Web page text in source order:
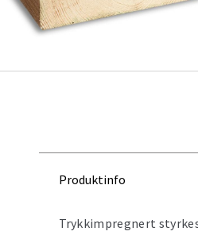
Produktinfo
Trykkimpregnert